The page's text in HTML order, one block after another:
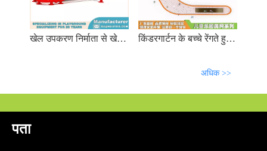
खेल उपकरण निर्माता से खेल का मैदान पर्वतारोही आउटडोर मज़ा को बढ़ाता है किंडरगार्टन के बच्चे रेंगते हुए आउटडोर बच्चों के खेलने के उपकरण, बच्चों के चढ़ने वाले फ़्रेम स्टेनलेस स्टील स्लाइड ड्रिल होल
अधिक >>
पता